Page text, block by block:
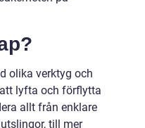
olika verktyg och
lyfta och förflytta
allt från enklare
till mer